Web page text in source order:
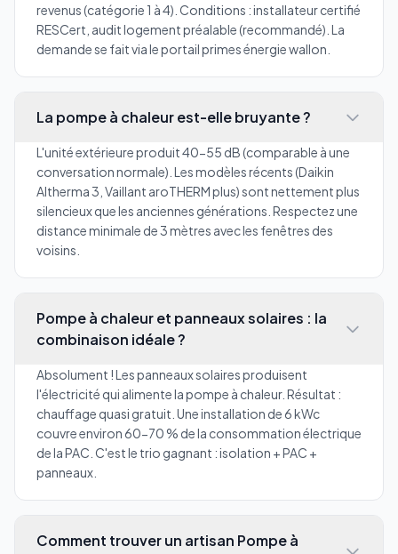
revenus (catégorie 1 à 4). Conditions : installateur certifié
RESCert, audit logement préalable (recommandé). La
demande se fait via le portail primes énergie wallon.
La pompe à chaleur est-elle bruyante ?
L'unité extérieure produit 40-55 dB (comparable à une
conversation normale). Les modèles récents (Daikin
Altherma 3, Vaillant aroTHERM plus) sont nettement plus
silencieux que les anciennes générations. Respectez une
distance minimale de 3 mètres avec les fenêtres des
voisins.
Pompe à chaleur et panneaux solaires : la
combinaison idéale ?
Absolument ! Les panneaux solaires produisent
l'électricité qui alimente la pompe à chaleur. Résultat :
chauffage quasi gratuit. Une installation de 6 kWc
couvre environ 60-70 % de la consommation électrique
de la PAC. C'est le trio gagnant : isolation + PAC +
panneaux.
Comment trouver un artisan Pompe à